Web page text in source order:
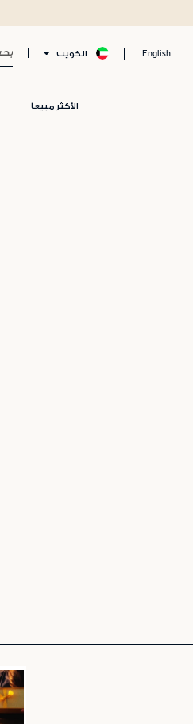
English الكويت
الأكثر مبيعاً